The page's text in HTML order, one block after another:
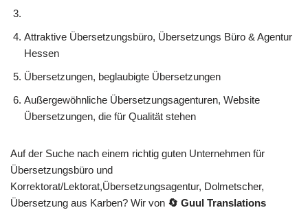
Attraktive Übersetzungsbüro, Übersetzungs Büro & Agentur
Hessen
Übersetzungen, beglaubigte Übersetzungen
Außergewöhnliche Übersetzungsagenturen, Website
Übersetzungen, die für Qualität stehen
Auf der Suche nach einem richtig guten Unternehmen für
Übersetzungsbüro und
Korrektorat/Lektorat,Übersetzungsagentur, Dolmetscher,
Übersetzung aus Karben? Wir von 🔄 Guul Translations